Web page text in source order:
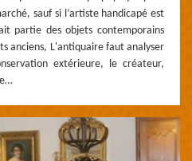
sauf si l’artiste handicapé est
partie des objets contemporains
anciens, L'antiquaire faut analyser
extérieure, le créateur,